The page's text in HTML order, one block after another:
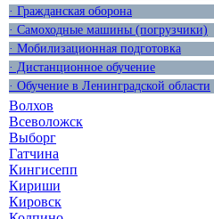
· Гражданская оборона
· Самоходные машины (погрузчики)
· Мобилизационная подготовка
· Дистанционное обучение
· Обучение в Ленинградской области
Волхов
Всеволожск
Выборг
Гатчина
Кингисепп
Кириши
Кировск